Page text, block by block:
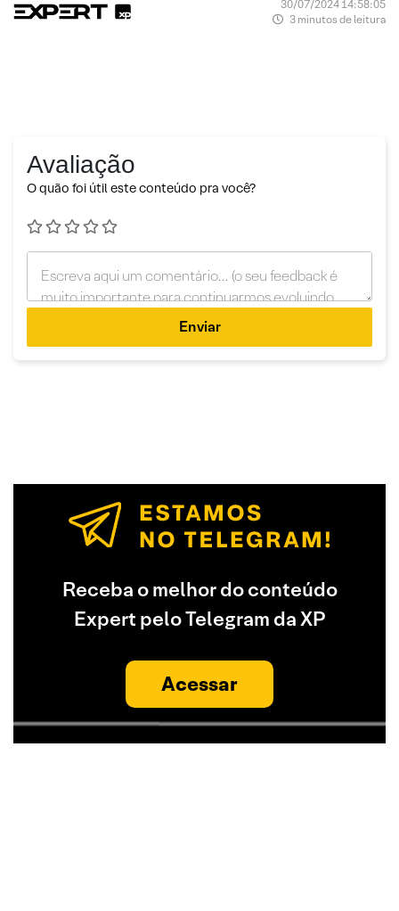
30/07/2024 14:58:05
3 minutos de leitura
Avaliação
O quão foi útil este conteúdo pra você?
Enviar
Receba o melhor do conteúdo
Expert pelo Telegram da XP
Acessar